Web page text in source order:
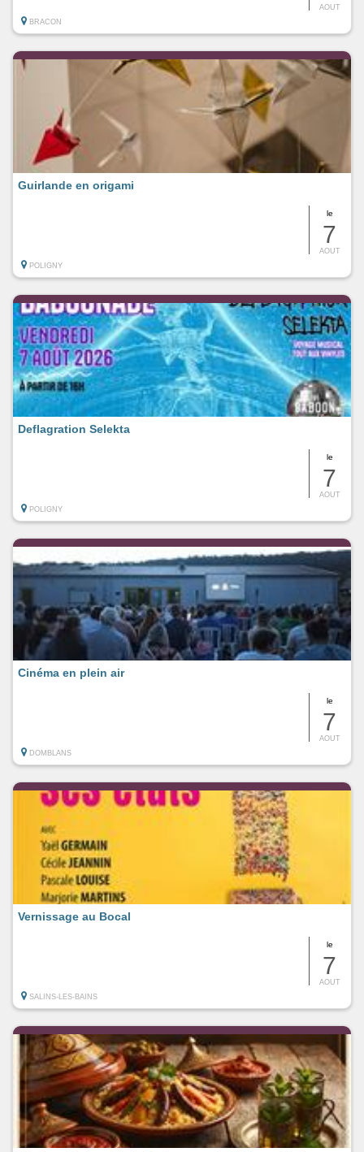
AOUT
BRACON
le
7
AOUT
Guirlande en origami
POLIGNY
le
7
AOUT
Deflagration Selekta
POLIGNY
le
7
AOUT
Cinéma en plein air
DOMBLANS
le
7
AOUT
Vernissage au Bocal
SALINS-LES-BAINS